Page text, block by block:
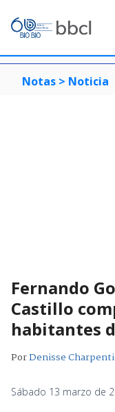
Notas > Noticia
Fernando
Castillo
habitantes
PorDenisse
Sábado 13 marzo de